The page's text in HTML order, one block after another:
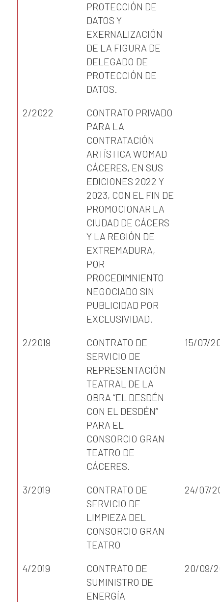
PROTECCIÓN DE
DATOS Y
EXERNALIZACIÓN
DE LA FIGURA DE
DELEGADO DE
PROTECCIÓN DE
DATOS.
2/2022
CONTRATO PRIVADO
PARA LA
CONTRATACIÓN
ARTÍSTICA WOMAD
CÁCERES, EN SUS
EDICIONES 2022 Y
2023, CON EL FIN DE
PROMOCIONAR LA
CIUDAD DE CÁCERS
Y LA REGIÓN DE
EXTREMADURA,
POR
PROCEDIMNIENTO
NEGOCIADO SIN
PUBLICIDAD POR
EXCLUSIVIDAD.
2/2019
CONTRATO DE
SERVICIO DE
REPRESENTACIÓN
TEATRAL DE LA
OBRA “EL DESDÉN
CON EL DESDÉN”
PARA EL
CONSORCIO GRAN
TEATRO DE
CÁCERES.
15/07/
3/2019
CONTRATO DE
SERVICIO DE
LIMPIEZA DEL
CONSORCIO GRAN
TEATRO
24/07/
4/2019
CONTRATO DE
SUMINISTRO DE
ENERGÍA
20/09/